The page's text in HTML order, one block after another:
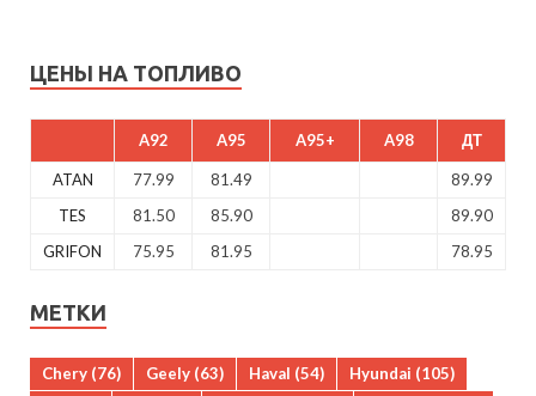
ЦЕНЫ НА ТОПЛИВО
A92 A95 A95+ A98 ДТ
ATAN 77.99 81.49
89.99
TES
81.50 85.90
89.90
GRIFON
75.95 81.95 78.95
МЕТКИ
Chery (76) Geely (63) Haval (54) Hyundai (105)